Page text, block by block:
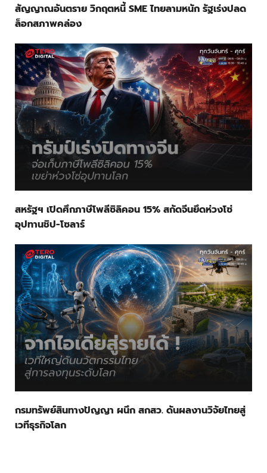
สัญญาณอันตราย วิกฤตหนี้ SME ไทยลามหนัก รัฐเร่งปลด
ล็อกสภาพคล่อง
สหรัฐฯ เปิดศึกภาษีโพลีซิลิคอน 15% สกัดจีนยึดห่วงโซ่
อุปทานชิป-โซลาร์
กรมทรัพย์สินทางปัญญา ผนึก สกสว. ดันผลงานวิจัยไทยสู่
เวทีธุรกิจโลก